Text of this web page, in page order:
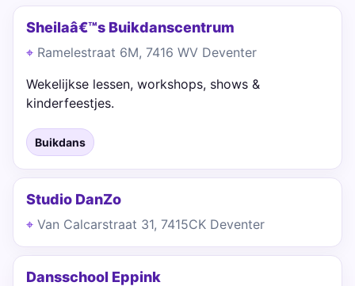
Sheilaâ€™s Buikdanscentrum
Ramelestraat 6M, 7416 WV Deventer
Wekelijkse lessen, workshops, shows &
kinderfeestjes.
Buikdans
Studio DanZo
Van Calcarstraat 31, 7415CK Deventer
Dansschool Eppink